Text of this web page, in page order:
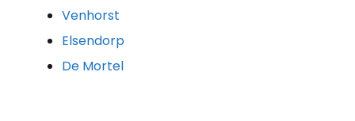
Venhorst
Elsendorp
De Mortel